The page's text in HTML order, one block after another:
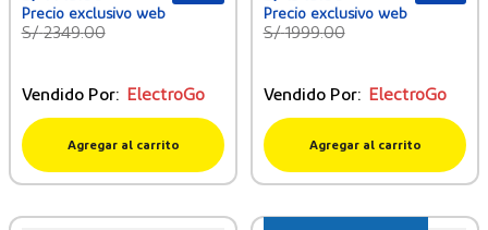
S/ 2349.00
Vendido Por: ElectroGo
Agregar al carrito
S/ 1999.00
Vendido Por: ElectroGo
Agregar al carrito